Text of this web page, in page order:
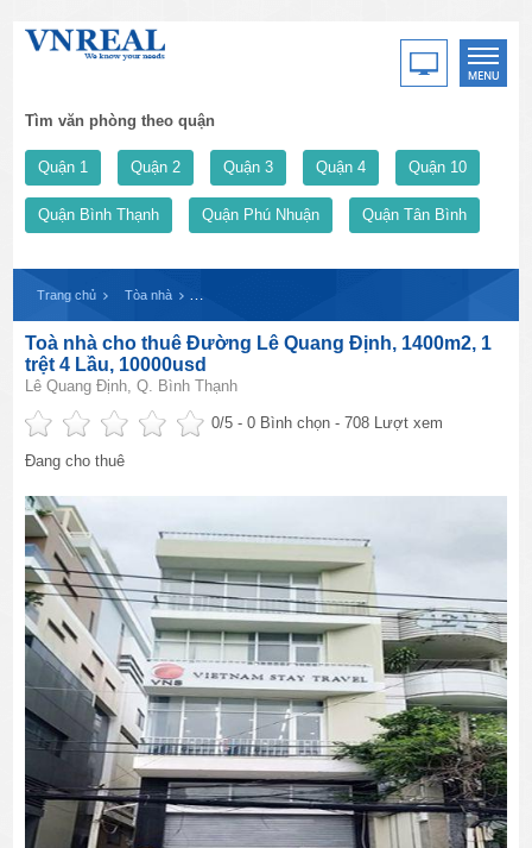
Tìm văn phòng theo quận
Quận 1 Quận 2 Quận 3 Quận 4 Quận 10
Quận Bình Thạnh Quận Phú Nhuận Quận Tân Bình
Trang chủ Tòa nhà
Toà nhà cho thuê Đường Lê Quang Định, 1400m2, 1
trệt 4 Lầu, 10000usd
Lê Quang Định, Q. Bình Thạnh
0/5 -0 Bình chọn - 708 Lượt xem
Đang cho thuê